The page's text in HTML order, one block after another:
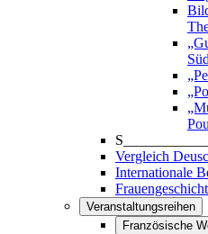
Vergleich
Internationale
Veranstaltungsreihen
Französische